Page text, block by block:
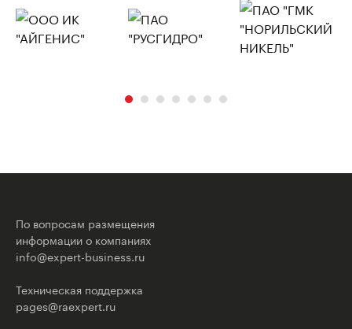
По вопросам размещения
информации о компаниях
info@expert-business.ru
Техническая поддержка
pages@raexpert.ru